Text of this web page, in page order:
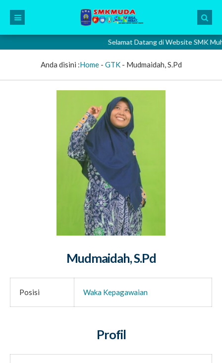
Selamat Datang di Website SMK
Anda disini :Home- GTK- Mudmaidah, S.Pd
Mudmaidah, S.Pd
Posisi Waka Kepagawaian
Profil